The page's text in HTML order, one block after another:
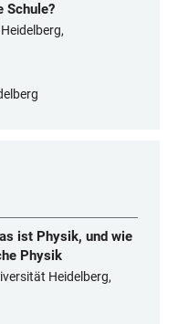
Schule?
ist Physik, und wie
Physik
Heidelberg,